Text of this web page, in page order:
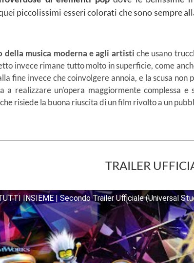
piccolissimi esseri colorati che sono sempre
musica moderna e agli artisti che usano
invece rimane tutto molto in superficie, come
fine invece che coinvolgere annoia, e la scusa
a realizzare un’opera maggiormente complessa
risiede la buona riuscita di un film rivolto a un
TRAILER
INSIEME | Secondo Trailer Ufficiale (Universal